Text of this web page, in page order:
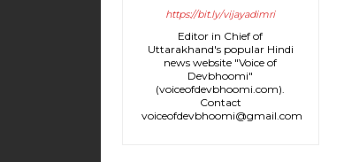
https://bit.ly/vijayadimri
Editor in Chief of
Uttarakhand's popular Hindi
news website "Voice of
Devbhoomi"
(voiceofdevbhoomi.com).
Contact
voiceofdevbhoomi@gmail.com